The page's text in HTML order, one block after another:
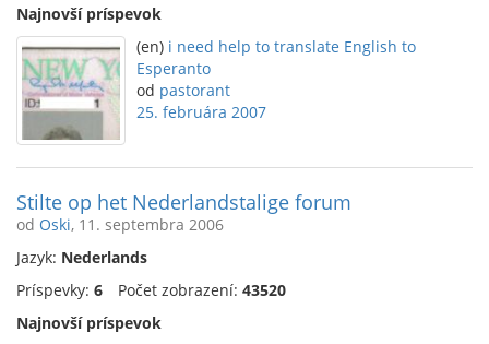
Najnovší príspevok
(en) i need help to translate English to
Esperanto
od pastorant
25. februára 2007
Stilte op het Nederlandstalige forum
od Oski, 11. septembra 2006
Jazyk: Nederlands
Príspevky: 6 Počet zobrazení: 43520
Najnovší príspevok